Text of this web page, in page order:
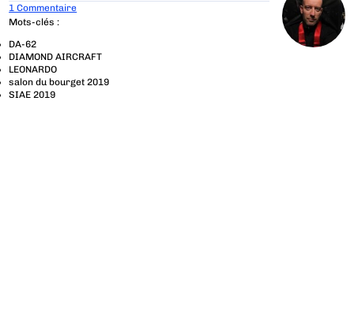
1 Commentaire
Mots-clés :
DA-62
DIAMOND AIRCRAFT
LEONARDO
salon du bourget 2019
SIAE 2019